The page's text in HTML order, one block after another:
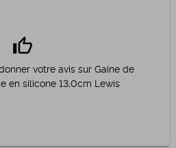
thumb_up
votre avis sur Gaine de
en silicone 13,0cm Lewis